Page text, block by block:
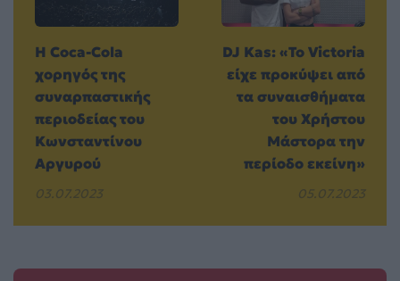
Η Coca-Cola
χορηγός της
συναρπαστικής
περιοδείας του
Κωνσταντίνου
Αργυρού
03.07.2023
DJ Kas: «Το Victoria
είχε προκύψει από
τα συναισθήματα
του Χρήστου
Μάστορα την
περίοδο εκείνη»
05.07.2023